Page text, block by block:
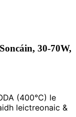
30-70W,
(400°C) le
leictreonaic &